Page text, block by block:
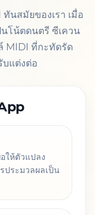
นสมัยของเรา เมื่อ
นโน้ตดนตรี ซีเควน
MIDI ที่กะทัดรัด
แต่งต่อ
ให้ตัวแปลง
ประมวลผลเป็น